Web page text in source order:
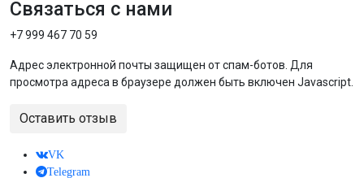
Связаться с нами
+7 999 467 70 59
Адрес электронной почты защищен от спам-ботов. Для
просмотра адреса в браузере должен быть включен Javascript.
Оставить отзыв
VK
Telegram